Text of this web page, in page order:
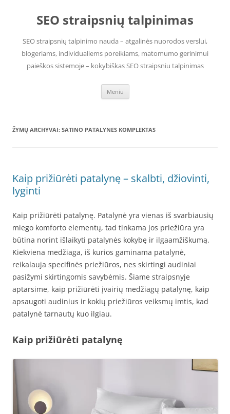
SEO straipsnių talpinimas
SEO straipsnių talpinimo nauda – atgalinės nuorodos verslui,
blogeriams, individualiems poreikiams, matomumo gerinimui
paieškos sistemoje – kokybiškas SEO straipsniu talpinimas
Meniu
ŽYMŲ ARCHYVAI: SATINO PATALYNES KOMPLEKTAS
Kaip prižiūrėti patalynę – skalbti, džiovinti,
lyginti
Kaip prižiūrėti patalynę. Patalynė yra vienas iš svarbiausių
miego komforto elementų, tad tinkama jos priežiūra yra
būtina norint išlaikyti patalynės kokybę ir ilgaamžiškumą.
Kiekviena medžiaga, iš kurios gaminama patalynė,
reikalauja specifinės priežiūros, nes skirtingi audiniai
pasižymi skirtingomis savybėmis. Šiame straipsnyje
aptarsime, kaip prižiūrėti įvairių medžiagų patalynę, kaip
apsaugoti audinius ir kokių priežiūros veiksmų imtis, kad
patalynė tarnautų kuo ilgiau.
Kaip prižiūrėti patalynę